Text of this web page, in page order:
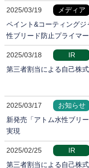
2025/03/19
メディア
ペイント&コーティング
性ブリード防止プライマ
2025/03/18
IR
第三者割当による自己株
2025/03/17
お知らせ
新発売「アトム水性ブリ
実現
2025/02/25
IR
第三者割当による自己株